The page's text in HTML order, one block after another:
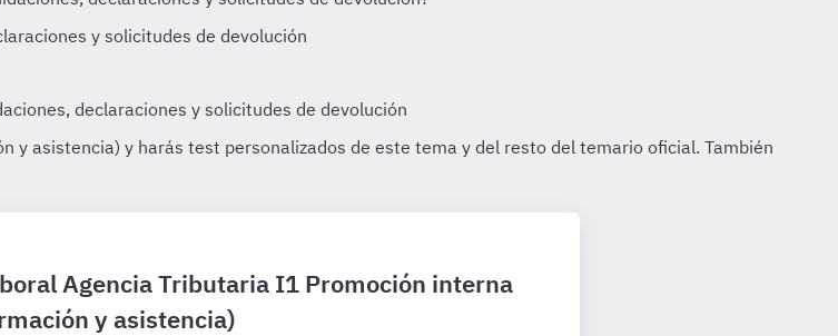
Agencia Tributaria I1 Promoción interna
y asistencia)